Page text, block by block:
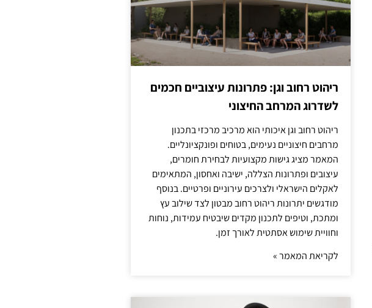
ריהוט רחוב וגן: פתרונות עיצוביים חכמים
לשדרוג המרחב החיצוני
ריהוט רחוב וגן איכותי הוא מרכיב מרכזי בתכנון
מרחבים חיצוניים נעימים, בטוחים ופונקציונליים.
המאמר מציג גישות מקצועיות לבחירת חומרים,
עיצובים ופתרונות הצללה, ישיבה ואחסון, המתאימים
לאקלים הישראלי ולצרכים עירוניים ופרטיים. בנוסף
מודגשים יתרונות ריהוט רחוב מבטון לצד שילוב עץ
ומתכת, וטיפים לתכנון מקדים שיבטיח עמידות, נוחות
וחוויית שימוש אסתטית לאורך זמן.
לקריאת המאמר »